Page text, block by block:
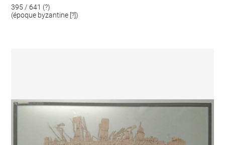
395 / 641 (?)
(époque byzantine [?])